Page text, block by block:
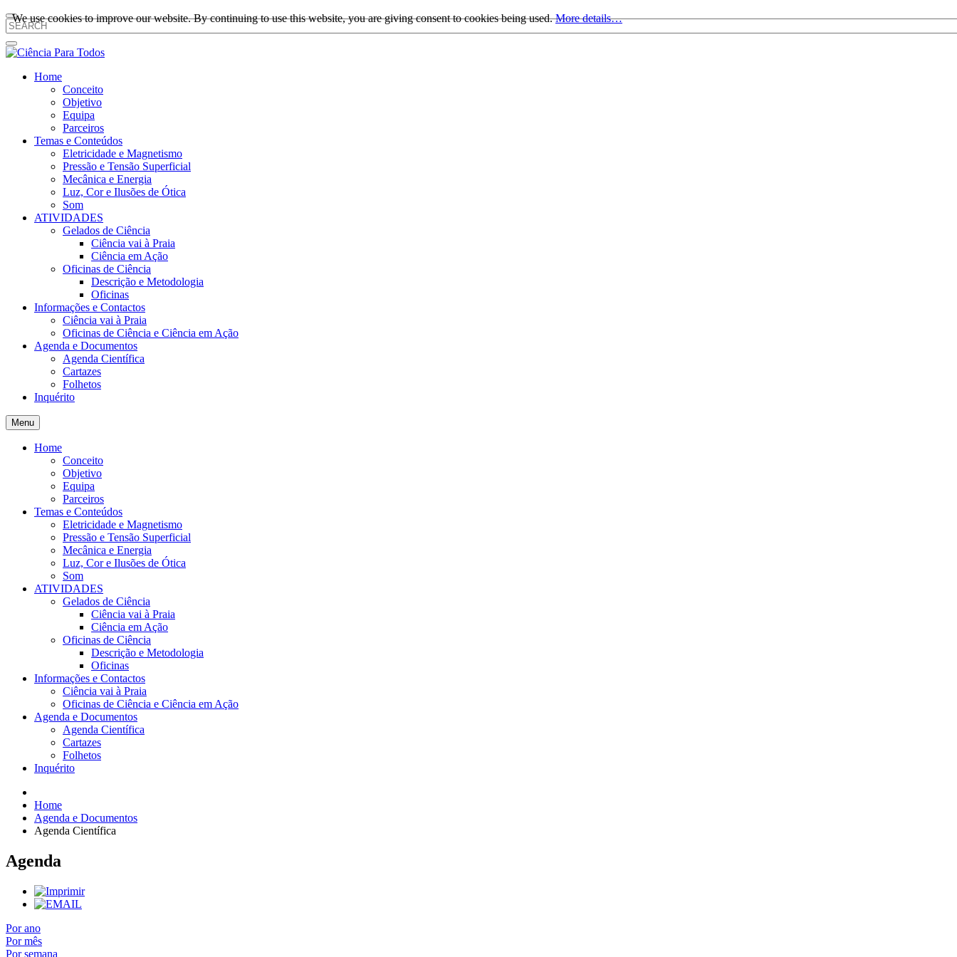
Home
Conceito
Objetivo
Equipa
Parceiros
Temas e Conteúdos
Eletricidade e Magnetismo
Pressão e Tensão Superficial
Mecânica e Energia
Luz, Cor e Ilusões de Ótica
Som
ATIVIDADES
Gelados de Ciência
Ciência vai à Praia
Ciência em Ação
Oficinas de Ciência
Descrição e Metodologia
Oficinas
Informações e Contactos
Ciência vai à Praia
Oficinas de Ciência e Ciência em Ação
Agenda e Documentos
Agenda Científica
Cartazes
Folhetos
Inquérito
Menu
Home
Conceito
Objetivo
Equipa
Parceiros
Temas e Conteúdos
Eletricidade e Magnetismo
Pressão e Tensão Superficial
Mecânica e Energia
Luz, Cor e Ilusões de Ótica
Som
ATIVIDADES
Gelados de Ciência
Ciência vai à Praia
Ciência em Ação
Oficinas de Ciência
Descrição e Metodologia
Oficinas
Informações e Contactos
Ciência vai à Praia
Oficinas de Ciência e Ciência em Ação
Agenda e Documentos
Agenda Científica
Cartazes
Folhetos
Inquérito
Home
Agenda e Documentos
Agenda Científica
Agenda
Por ano
Por mês
Por semana
We use cookies to improve our website. By continuing to use this website, you are giving consent to cookies being used.More details…